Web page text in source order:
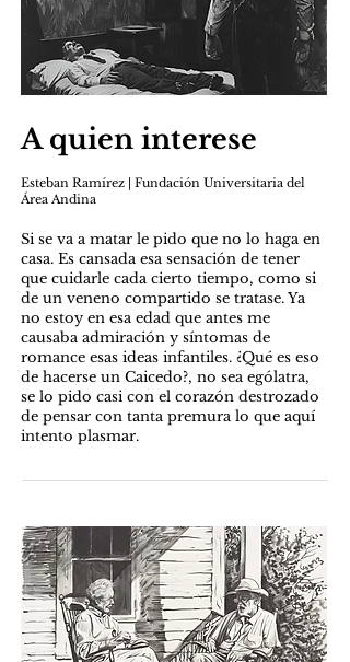
A quien interese
Esteban Ramírez | Fundación Universitaria del
Área Andina
Si se va a matar le pido que no lo haga en
casa. Es cansada esa sensación de tener
que cuidarle cada cierto tiempo, como si
de un veneno compartido se tratase. Ya
no estoy en esa edad que antes me
causaba admiración y síntomas de
romance esas ideas infantiles. ¿Qué es eso
de hacerse un Caicedo?, no sea ególatra,
se lo pido casi con el corazón destrozado
de pensar con tanta premura lo que aquí
intento plasmar.